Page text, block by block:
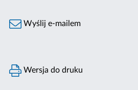
Wyślij e-mailem
Wersja do druku